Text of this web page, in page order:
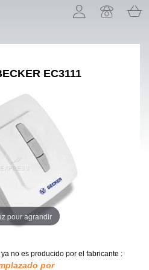
EC3111
pour agrandir
ya no es producido por el fabricante :
por